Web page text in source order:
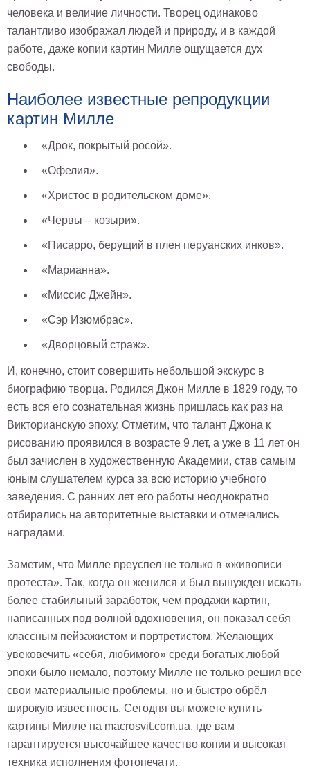
человека и величие личности. Творец одинаково
талантливо изображал людей и природу, и в каждой
работе, даже копии картин Милле ощущается дух
свободы.
Наиболее известные репродукции
картин Милле
«Дрок, покрытый росой».
«Офелия».
«Христос в родительском доме».
«Червы – козыри».
«Писарро, берущий в плен перуанских инков».
«Марианна».
«Миссис Джейн».
«Сэр Изюмбрас».
«Дворцовый страж».
И, конечно, стоит совершить небольшой экскурс в
биографию творца. Родился Джон Милле в 1829 году, то
есть вся его сознательная жизнь пришлась как раз на
Викторианскую эпоху. Отметим, что талант Джона к
рисованию проявился в возрасте 9 лет, а уже в 11 лет он
был зачислен в художественную Академии, став самым
юным слушателем курса за всю историю учебного
заведения. С ранних лет его работы неоднократно
отбирались на авторитетные выставки и отмечались
наградами.
Заметим, что Милле преуспел не только в «живописи
протеста». Так, когда он женился и был вынужден искать
более стабильный заработок, чем продажи картин,
написанных под волной вдохновения, он показал себя
классным пейзажистом и портретистом. Желающих
увековечить «себя, любимого» среди богатых любой
эпохи было немало, поэтому Милле не только решил все
свои материальные проблемы, но и быстро обрёл
широкую известность. Сегодня вы можете купить
картины Милле на macrosvit.com.ua, где вам
гарантируется высочайшее качество копии и высокая
техника исполнения фотопечати.